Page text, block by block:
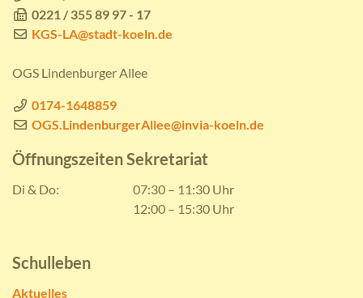
0221 / 355 89 97 - 17
KGS-LA@stadt-koeln.de
OGS Lindenburger Allee
0174-1648859
OGS.LindenburgerAllee@invia-koeln.de
Öffnungszeiten Sekretariat
Di & Do:
07:30 – 11:30 Uhr
12:00 – 15:30 Uhr
Schulleben
Aktuelles